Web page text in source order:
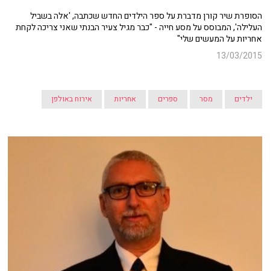
הסופרת שיר קורן מדברת על ספר הילדים החדש שכתבה, 'אלה בשביל
העלילה', המבוסס על מסע חייה - "כבר מגיל צעיר הבנתי שאני צריכה לקחת
אחריות על המעשים שלי"
13/03/2015
ילדים מסר ספרים אחריות אירוח באולפן